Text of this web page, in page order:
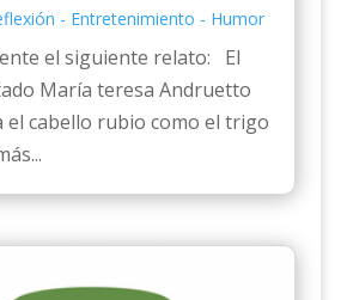
- Entretenimiento - Humor
el siguiente relato: El
María teresa Andruetto
el cabello rubio como el trigo